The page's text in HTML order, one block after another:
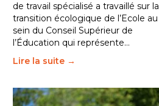
de travail spécialisé a travaillé sur la
transition écologique de l’Ecole au
sein du Conseil Supérieur de
l’Éducation qui représente…
Lire la suite →